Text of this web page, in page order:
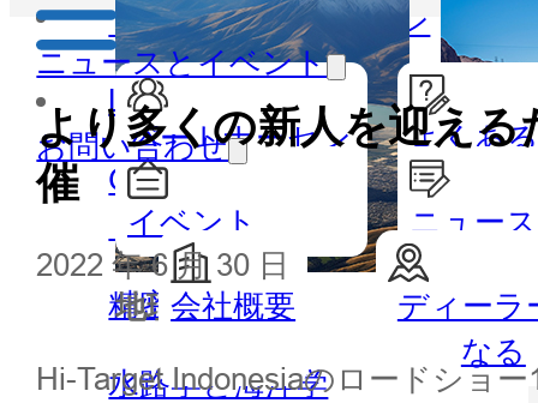
トータルステーション
LiDAR
GISハンドヘルドとタブレッ
ト
精密農業
水路学と海洋学
地理空間 水路
パートナーセン
ター
よくあ
ニュースとイベント
イベント ニュース
お問い合わせ
会社概要
ディーラ
なる
より多くの新人を迎え
催
2022 年 6 月 30 日
Hi-Target Indonesiaのロードショ